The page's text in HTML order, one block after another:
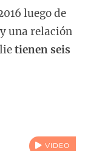
luego de
una relación
tienen seis
VIDEO